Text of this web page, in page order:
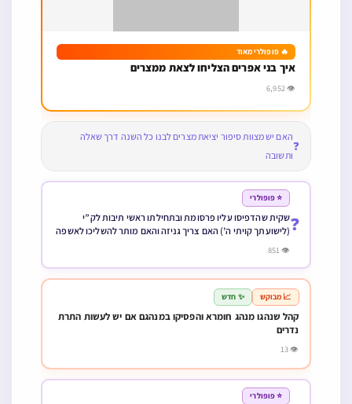
🔥 פופולרי מאוד
איך בני אפרים הצליחו לצאת ממצרים
👁 6,952
❓
האם יש מצוות סיפור יציאת מצרים לבנו כל השנה דרך שאלה
ותשובה
❓
⭐ פופולרי
שקית שהדפיסו עליו פרסומת ובתחילתו ראשי תיבות לק”י
(לישועתך קויתי ה’) האם צריך גניזה והאם מותר להשליכו לאשפה
👁 851
📈 מבוקש ✨ חדש
קהל שנהגו מנהג חומרא והפסיקו במנהגם אם יש לעשות התרת
נדרים
👁 13
⭐ פופולרי